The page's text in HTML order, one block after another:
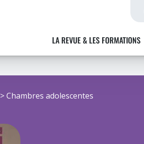
LA REVUE & LES FORMATIONS
> Chambres adolescentes